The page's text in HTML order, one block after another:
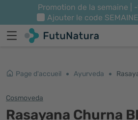
Promotion de la semaine |
Ajouter le code
Page d'accueil Ayurveda
Cosmoveda
Rasayana Churna